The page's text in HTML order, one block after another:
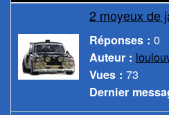
2 moyeux de
Réponses : 0
Auteur :
Vues : 73
Dernier